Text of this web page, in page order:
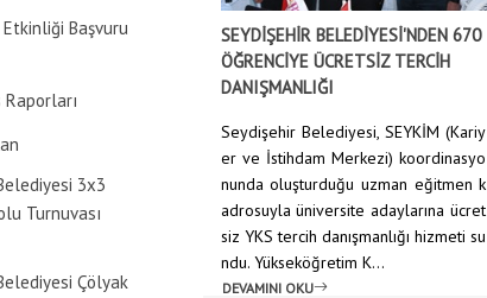
Başvuru
3x3
Turnuvası
Çölyak
SEYDİŞEHİR BELEDİYESİ'NDEN 670
ÖĞRENCİYE ÜCRETSİZ TERCİH
DANIŞMANLIĞI
Seydişehir Belediyesi, SEYKİM (Kariy
er ve İstihdam Merkezi) koordinasyo
nunda oluşturduğu uzman eğitmen k
adrosuyla üniversite adaylarına ücret
siz YKS tercih danışmanlığı hizmeti su
ndu. Yükseköğretim K...
DEVAMINI OKU